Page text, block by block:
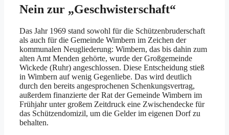
Nein zur „Geschwisterschaft“
Das Jahr 1969 stand sowohl für die Schützenbruderschaft
als auch für die Gemeinde Wimbern im Zeichen der
kommunalen Neugliederung: Wimbern, das bis dahin zum
alten Amt Menden gehörte, wurde der Großgemeinde
Wickede (Ruhr) angeschlossen. Diese Entscheidung stieß
in Wimbern auf wenig Gegenliebe. Das wird deutlich
durch den bereits angesprochenen Schenkungsvertrag,
außerdem finanzierte der Rat der Gemeinde Wimbern im
Frühjahr unter großem Zeitdruck eine Zwischendecke für
das Schützendomizil, um die Gelder im eigenen Dorf zu
behalten.